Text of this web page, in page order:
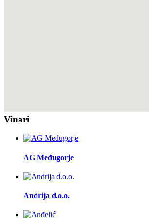
Vinari
AG Međugorje
Andrija d.o.o.